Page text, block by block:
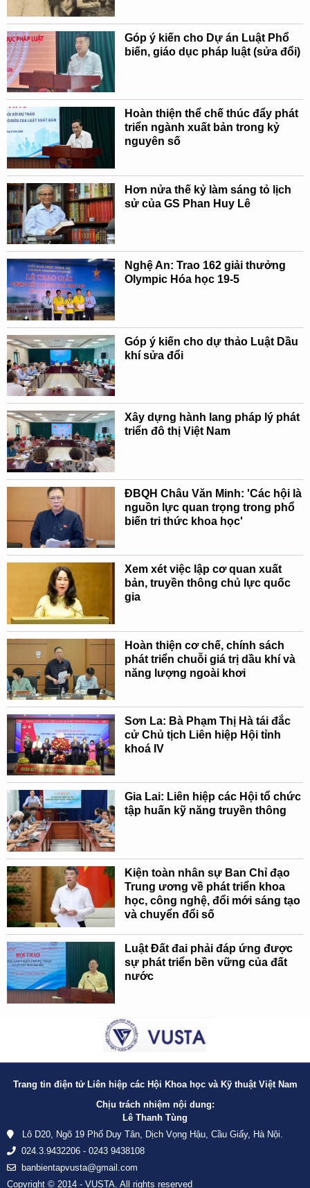
Góp ý kiến cho Dự án Luật Phổ
biến, giáo dục pháp luật (sửa đổi)
Hoàn thiện thể chế thúc đẩy phát
triển ngành xuất bản trong kỷ
nguyên số
Hơn nửa thế kỷ làm sáng tỏ lịch
sử của GS Phan Huy Lê
Nghệ An: Trao 162 giải thưởng
Olympic Hóa học 19-5
Góp ý kiến cho dự thảo Luật Dầu
khí sửa đổi
Xây dựng hành lang pháp lý phát
triển đô thị Việt Nam
ĐBQH Châu Văn Minh: 'Các hội là
nguồn lực quan trọng trong phổ
biến tri thức khoa học'
Xem xét việc lập cơ quan xuất
bản, truyền thông chủ lực quốc
gia
Hoàn thiện cơ chế, chính sách
phát triển chuỗi giá trị dầu khí và
năng lượng ngoài khơi
Sơn La: Bà Phạm Thị Hà tái đắc
cử Chủ tịch Liên hiệp Hội tỉnh
khoá IV
Gia Lai: Liên hiệp các Hội tổ chức
tập huấn kỹ năng truyền thông
Kiện toàn nhân sự Ban Chỉ đạo
Trung ương về phát triển khoa
học, công nghệ, đổi mới sáng tạo
và chuyển đổi số
Luật Đất đai phải đáp ứng được
sự phát triển bền vững của đất
nước
Trang tin điện tử Liên hiệp các Hội Khoa học và Kỹ thuật Việt Nam
Chịu trách nhiệm nội dung:
Lê Thanh Tùng
Lô D20, Ngõ 19 Phố Duy Tân, Dịch Vọng Hậu, Cầu Giấy, Hà Nội.
024.3.9432206 - 0243 9438108
banbientapvusta@gmail.com
Copyright © 2014 - VUSTA. All rights reserved